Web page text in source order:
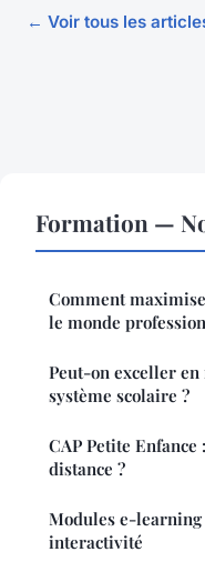
← Voir tous les
Formation —
Comment
le monde
Peut-on exceller en
système scolaire ?
CAP Petite
distance ?
Modules e-learning
interactivité